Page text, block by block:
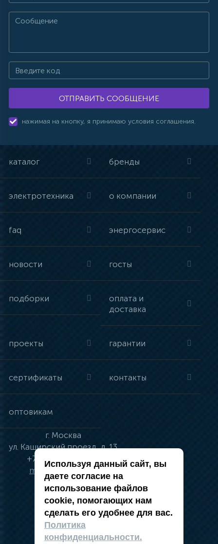
ОТПРАВИТЬ СООБЩЕНИЕ
нажимая на кнопку, я принимаю условия соглашения.
каталог бренды
электротехника о компании
faq энергосервис
новости госты
подборки
оплата и
доставка
проекты гарантии
сертификаты контакты
оптовикам
г. Москва
ул. Каширский проезд, д. 13
+7 (495) 134-41-83
moskva@vincci.ru
политика в отношении обработки
персональных данных
публичная оферта
Используя данный сайт, вы
даете согласие на
использование файлов
cookie, помогающих нам
сделать его удобнее для вас.
Политика
конфиденциальности.